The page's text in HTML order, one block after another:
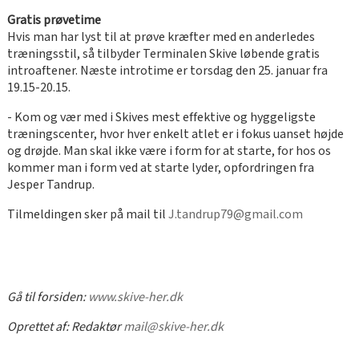
Gratis prøvetime
Hvis man har lyst til at prøve kræfter med en anderledes
træningsstil, så tilbyder Terminalen Skive løbende gratis
introaftener. Næste introtime er torsdag den 25. januar fra
19.15-20.15.
- Kom og vær med i Skives mest effektive og hyggeligste
træningscenter, hvor hver enkelt atlet er i fokus uanset højde
og drøjde. Man skal ikke være i form for at starte, for hos os
kommer man i form ved at starte lyder, opfordringen fra
Jesper Tandrup.
Tilmeldingen sker på mail tilJ.tandrup79@gmail.com
Gå til forsiden:www.skive-her.dk
Oprettet af:Redaktørmail@skive-her.dk